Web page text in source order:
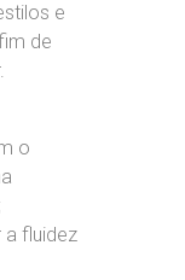
e
de
o
a fluidez